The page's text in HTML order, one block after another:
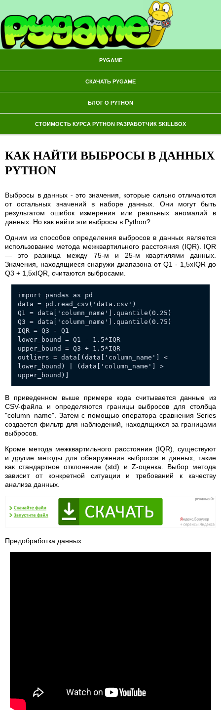
PYGAME
СКАЧАТЬ PYGAME
БЛОГ О PYTHON
СТОИМОСТЬ КУРСА PYTHON РАЗРАБОТЧИК SKILLBOX
КАК НАЙТИ ВЫБРОСЫ В ДАННЫХ
PYTHON
Выбросы в данных - это значения, которые сильно отличаются
от остальных значений в наборе данных. Они могут быть
результатом ошибок измерения или реальных аномалий в
данных. Но как найти эти выбросы в Python?
Одним из способов определения выбросов в данных является
использование метода межквартильного расстояния (IQR). IQR
— это разница между 75-м и 25-м квартилями данных.
Значения, находящиеся снаружи диапазона от Q1 - 1,5xIQR до
Q3 + 1,5xIQR, считаются выбросами.
import pandas as pd
data = pd.read_csv('data.csv')
Q1 = data['column_name'].quantile(0.25)
Q3 = data['column_name'].quantile(0.75)
IQR = Q3 - Q1
lower_bound = Q1 - 1.5*IQR
upper_bound = Q3 + 1.5*IQR
outliers = data[(data['column_name'] <
lower_bound) | (data['column_name'] >
upper_bound)]
В приведенном выше примере кода считывается данные из
CSV-файла и определяются границы выбросов для столбца
"column_name". Затем с помощью оператора сравнения Series
создается фильтр для наблюдений, находящихся за границами
выбросов.
Кроме метода межквартильного расстояния (IQR), существуют
и другие методы для обнаружения выбросов в данных, такие
как стандартное отклонение (std) и Z-оценка. Выбор метода
зависит от конкретной ситуации и требований к качеству
анализа данных.
Предобработка данных